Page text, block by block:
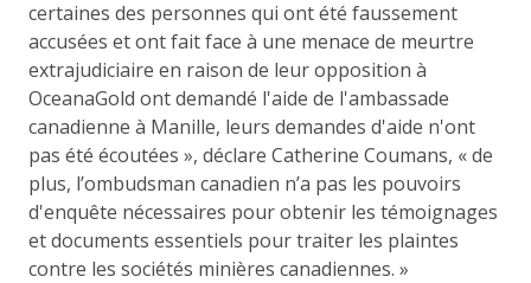
certaines des personnes qui ont été faussement
accusées et ont fait face à une menace de meurtre
extrajudiciaire en raison de leur opposition à
OceanaGold ont demandé l'aide de l'ambassade
canadienne à Manille, leurs demandes d'aide n'ont
pas été écoutées », déclare Catherine Coumans, « de
plus, l’ombudsman canadien n’a pas les pouvoirs
d'enquête nécessaires pour obtenir les témoignages
et documents essentiels pour traiter les plaintes
contre les sociétés minières canadiennes. »